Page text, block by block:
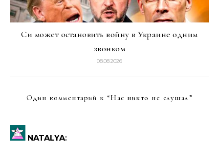
Си может остановить войну в Украине одним
звонком
08.08.2026
Один комментарий к “Нас никто не слушал ”
NATALYA: